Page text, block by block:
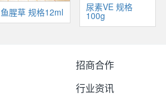
鱼腥草 规格12ml 尿素VE 规格
100g
招商合作
行业资讯